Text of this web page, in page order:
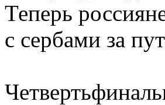
Теперь
с сербами за